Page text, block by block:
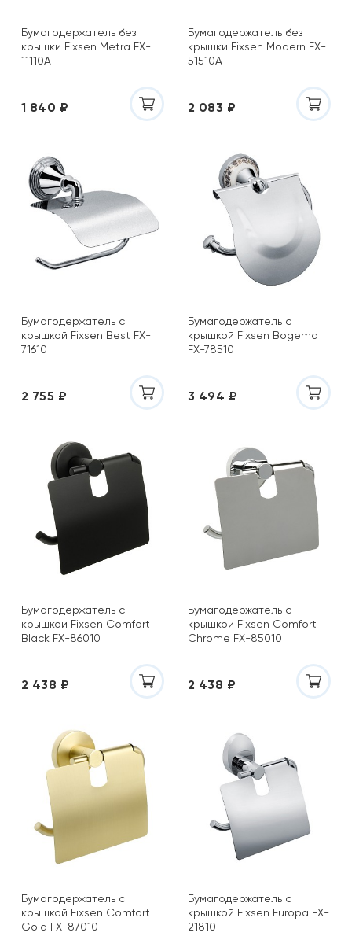
Бумагодержатель без
крышки Fixsen Metra FX-
11110А
1 840 ₽
Бумагодержатель без
крышки Fixsen Modern FX-
51510А
2 083 ₽
Бумагодержатель с
крышкой Fixsen Best FX-
71610
2 755 ₽
Бумагодержатель с
крышкой Fixsen Bogema
FX-78510
3 494 ₽
Бумагодержатель с
крышкой Fixsen Comfort
Black FX-86010
2 438 ₽
Бумагодержатель с
крышкой Fixsen Comfort
Chrome FX-85010
2 438 ₽
Бумагодержатель с
крышкой Fixsen Comfort
Gold FX-87010
Бумагодержатель с
крышкой Fixsen Europa FX-
21810